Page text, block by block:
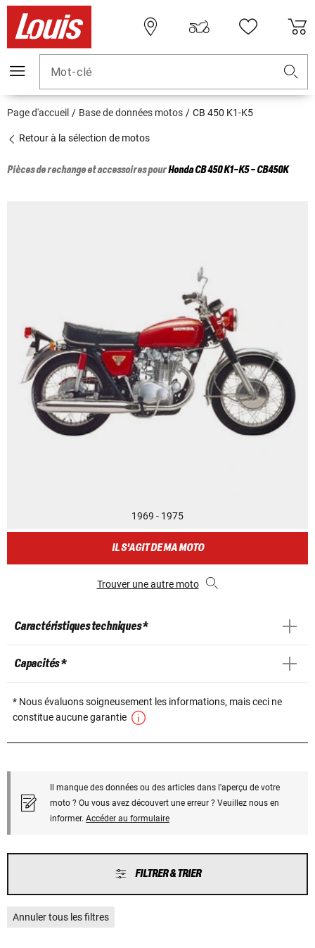
Mot-clé
Page d'accueil Base de données motos CB 450 K1-K5
Retour à la sélection de motos
Pièces de rechange et accessoires pourHondaCB 450 K1-K5 - CB450K
1969 - 1975
IL S'AGIT DE MA MOTO
Trouver une autre moto
Caractéristiques techniques *
Capacités *
* Nous évaluons soigneusement les informations, mais ceci ne
constitue aucune garantie
Il manque des données ou des articles dans l'aperçu de votre
moto ? Ou vous avez découvert une erreur ? Veuillez nous en
informer. Accéder au formulaire
FILTRER & TRIER
Annuler tous les filtres